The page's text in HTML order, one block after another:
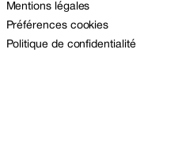
Mentions légales
Préférences cookies
Politique de confidentialité